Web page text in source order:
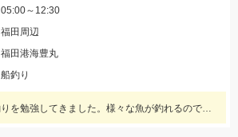
05:00～12:30
福田周辺
福田港海豊丸
船釣り
コマセ真鯛の釣りを勉強してきました。様々な魚が釣れるので水面に上がってくるまでドキドキです!!